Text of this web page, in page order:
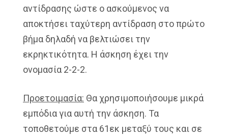
αντίδρασης ώστε ο ασκούμενος να
αποκτήσει ταχύτερη αντίδραση στο πρώτο
βήμα δηλαδή να βελτιώσει την
εκρηκτικότητα. Η άσκηση έχει την
ονομασία 2-2-2.
Προετοιμασία: Θα χρησιμοποιήσουμε μικρά
εμπόδια για αυτή την άσκηση. Τα
τοποθετούμε στα 61εκ μεταξύ τους και σε